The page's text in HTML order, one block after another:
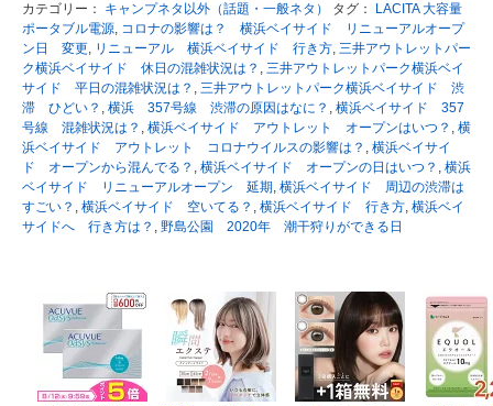
カテゴリー： キャンプネタ以外（話題・一般ネタ） タグ：
LACITA 大容量
ポータブル電源, コロナの影響は？ 横浜ベイサイド リニューアルオープ
ン日 変更, リニューアル 横浜ベイサイド 行き方, 三井アウトレットパー
ク横浜ベイサイド 休日の混雑状況は？ , 三井アウトレットパーク横浜ベイ
サイド 平日の混雑状況は？ , 三井アウトレットパーク横浜ベイサイド 渋
滞 ひどい？ , 横浜 357号線 渋滞の原因はなに？ , 横浜ベイサイド 357
号線 混雑状況は？ , 横浜ベイサイド アウトレット オープンはいつ？ , 横
浜ベイサイド アウトレット コロナウイルスの影響は？ , 横浜ベイサイ
ド オープンから混んでる？ , 横浜ベイサイド オープンの日はいつ？ , 横浜
ベイサイド リニューアルオープン 延期, 横浜ベイサイド 周辺の渋滞は
すごい？ , 横浜ベイサイド 空いてる？ , 横浜ベイサイド 行き方, 横浜ベイ
サイドへ 行き方は？ , 野島公園 2020年 潮干狩りができる日